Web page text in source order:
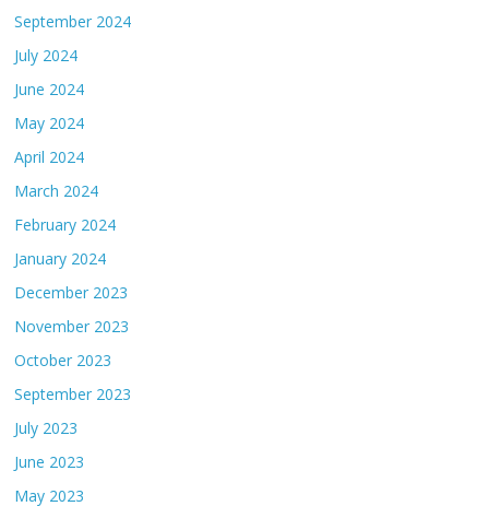
September 2024
July 2024
June 2024
May 2024
April 2024
March 2024
February 2024
January 2024
December 2023
November 2023
October 2023
September 2023
July 2023
June 2023
May 2023